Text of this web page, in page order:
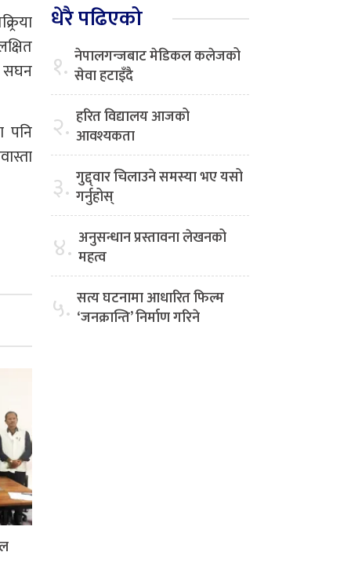
सघन
पनि
धेरै पढिएको
१. नेपालगन्जबाट मेडिकल कलेजको
सेवा हटाइँदै
२. हरित विद्यालय आजको
आवश्यकता
३. गुद्द्वार चिलाउने समस्या भए यसो
गर्नुहोस्
४. अनुसन्धान प्रस्तावना लेखनको
महत्व
५. सत्य घटनामा आधारित फिल्म
‘जनक्रान्ति’ निर्माण गरिने